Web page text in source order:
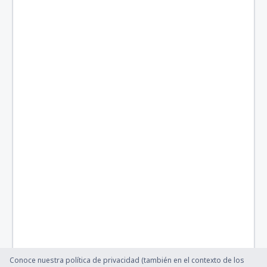
Conoce nuestra política de privacidad (también en el contexto de los